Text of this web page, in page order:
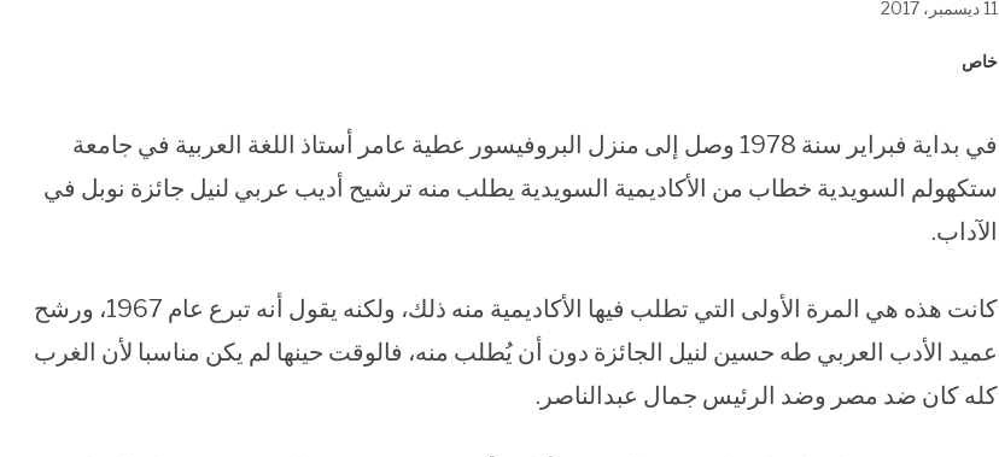
في
نافذة
في 11 ديسمبر، 2017
خاص
في بداية فبراير سنة 1978 وصل إلى منزل البروفيسور عطية عامر أستاذ اللغة العربية في جامعة
ستكهولم السويدية خطاب من الأكاديمية السويدية يطلب منه ترشيح أديب عربي لنيل جائزة نوبل في
الآداب.
كانت هذه هي المرة الأولى التي تطلب فيها الأكاديمية منه ذلك، ولكنه يقول أنه تبرع عام 1967، ورشح
عميد الأدب العربي طه حسين لنيل الجائزة دون أن يُطلب منه، فالوقت حينها لم يكن مناسبا لأن الغرب
كله كان ضد مصر وضد الرئيس جمال عبدالناصر.